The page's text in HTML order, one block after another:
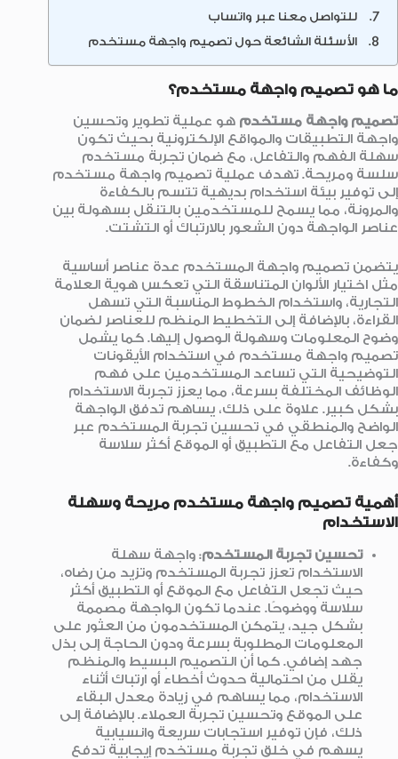
للتواصل معنا عبر واتساب
الأسئلة الشائعة حول تصميم واجهة مستخدم
ما هو تصميم واجهة مستخدم؟
تصميم واجهة مستخدم هو عملية تطوير وتحسين
واجهة التطبيقات والمواقع الإلكترونية بحيث تكون
سهلة الفهم والتفاعل، مع ضمان تجربة مستخدم
سلسة ومريحة. تهدف عملية تصميم واجهة مستخدم
إلى توفير بيئة استخدام بديهية تتسم بالكفاءة
والمرونة، مما يسمح للمستخدمين بالتنقل بسهولة بين
عناصر الواجهة دون الشعور بالارتباك أو التشتت.
يتضمن تصميم واجهة المستخدم عدة عناصر أساسية
مثل اختيار الألوان المتناسقة التي تعكس هوية العلامة
التجارية، واستخدام الخطوط المناسبة التي تسهل
القراءة، بالإضافة إلى التخطيط المنظم للعناصر لضمان
وضوح المعلومات وسهولة الوصول إليها. كما يشمل
تصميم واجهة مستخدم في استخدام الأيقونات
التوضيحية التي تساعد المستخدمين على فهم
الوظائف المختلفة بسرعة، مما يعزز تجربة الاستخدام
بشكل كبير. علاوة على ذلك، يساهم تدفق الواجهة
الواضح والمنطقي في تحسين تجربة المستخدم عبر
جعل التفاعل مع التطبيق أو الموقع أكثر سلاسة
وكفاءة.
أهمية تصميم واجهة مستخدم مريحة وسهلة
الاستخدام
تحسين تجربة المستخدم: واجهة سهلة
الاستخدام تعزز تجربة المستخدم وتزيد من رضاه،
حيث تجعل التفاعل مع الموقع أو التطبيق أكثر
سلاسة ووضوحًا. عندما تكون الواجهة مصممة
بشكل جيد، يتمكن المستخدمون من العثور على
المعلومات المطلوبة بسرعة ودون الحاجة إلى بذل
جهد إضافي. كما أن التصميم البسيط والمنظم
يقلل من احتمالية حدوث أخطاء أو ارتباك أثناء
الاستخدام، مما يساهم في زيادة معدل البقاء
على الموقع وتحسين تجربة العملاء. بالإضافة إلى
ذلك، فإن توفير استجابات سريعة وانسيابية
يسهم في خلق تجربة مستخدم إيجابية تدفع